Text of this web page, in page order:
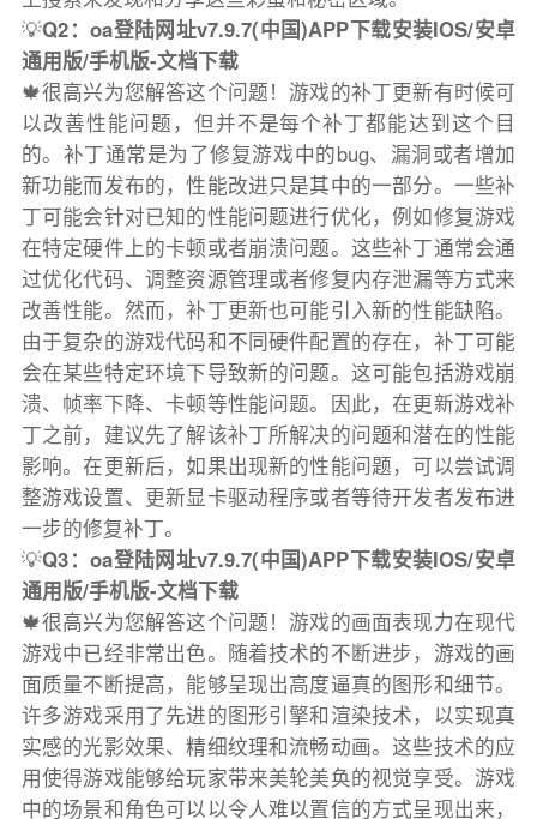
💡Q2：oa登陆网址v7.9.7(中国)APP下载安装IOS/安卓
通用版/手机版-文档下载
🍁很高兴为您解答这个问题！游戏的补丁更新有时候可
以改善性能问题，但并不是每个补丁都能达到这个目
的。补丁通常是为了修复游戏中的bug、漏洞或者增加
新功能而发布的，性能改进只是其中的一部分。一些补
丁可能会针对已知的性能问题进行优化，例如修复游戏
在特定硬件上的卡顿或者崩溃问题。这些补丁通常会通
过优化代码、调整资源管理或者修复内存泄漏等方式来
改善性能。然而，补丁更新也可能引入新的性能缺陷。
由于复杂的游戏代码和不同硬件配置的存在，补丁可能
会在某些特定环境下导致新的问题。这可能包括游戏崩
溃、帧率下降、卡顿等性能问题。因此，在更新游戏补
丁之前，建议先了解该补丁所解决的问题和潜在的性能
影响。在更新后，如果出现新的性能问题，可以尝试调
整游戏设置、更新显卡驱动程序或者等待开发者发布进
一步的修复补丁。
💡Q3：oa登陆网址v7.9.7(中国)APP下载安装IOS/安卓
通用版/手机版-文档下载
🍁很高兴为您解答这个问题！游戏的画面表现力在现代
游戏中已经非常出色。随着技术的不断进步，游戏的画
面质量不断提高，能够呈现出高度逼真的图形和细节。
许多游戏采用了先进的图形引擎和渲染技术，以实现真
实感的光影效果、精细纹理和流畅动画。这些技术的应
用使得游戏能够给玩家带来美轮美奂的视觉享受。游戏
中的场景和角色可以以令人难以置信的方式呈现出来，